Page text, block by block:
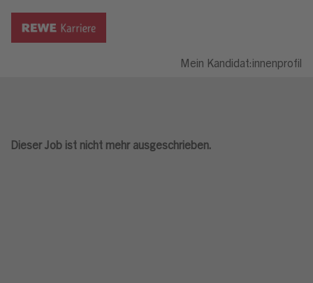
Mein Kandidat:innenprofil
Dieser Job ist nicht mehr ausgeschrieben.